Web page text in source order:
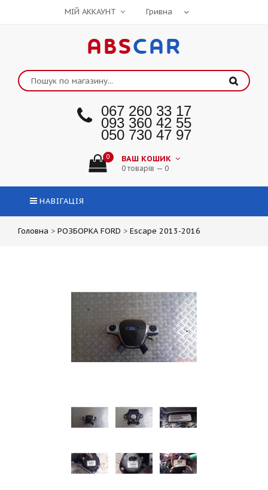
МІЙ АККАУНТ
ABSCAR
067 260 33 17
093 360 42 55
050 730 47 97
0 ВАШ КОШИК
0 товарів — 0
НАВІГАЦІЯ
Головна > РОЗБОРКА FORD > Escape 2013-2016